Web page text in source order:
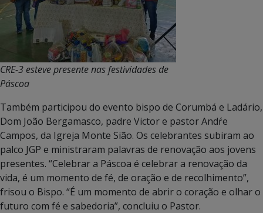
CRE-3 esteve presente nas festividades de
Páscoa
Também participou do evento bispo de Corumbá e Ladário,
Dom João Bergamasco, padre Victor e pastor Andŕe
Campos, da Igreja Monte Sião. Os celebrantes subiram ao
palco JGP e ministraram palavras de renovação aos jovens
presentes. “Celebrar a Páscoa é celebrar a renovação da
vida, é um momento de fé, de oração e de recolhimento”,
frisou o Bispo. “É um momento de abrir o coração e olhar o
futuro com fé e sabedoria”, concluiu o Pastor.